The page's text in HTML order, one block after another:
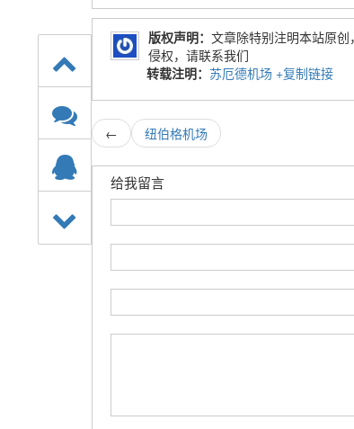
版权声明： 文章除特别注明本站原
侵权，请联系我们
转载注明： 苏厄德机场 +复制链接
← 纽伯格机场
给我留言